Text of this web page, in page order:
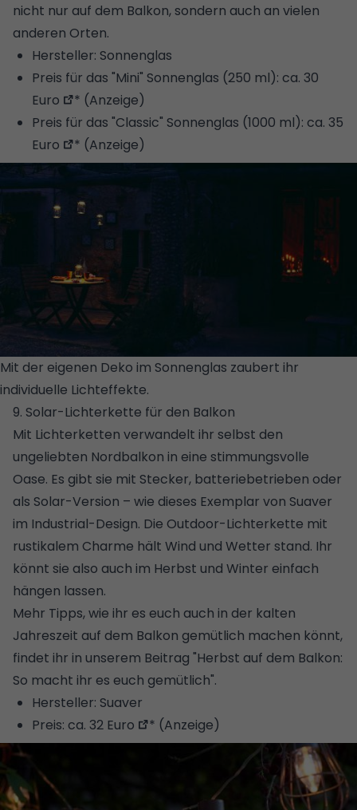
nicht nur auf dem Balkon, sondern auch an vielen
anderen Orten.
Hersteller: Sonnenglas
Preis für das "Mini" Sonnenglas (250 ml): ca. 30
Euro
* (Anzeige)
Preis für das "Classic" Sonnenglas (1000 ml): ca. 35
Euro
* (Anzeige)
Mit der eigenen Deko im Sonnenglas zaubert ihr
individuelle Lichteffekte.
9. Solar-Lichterkette für den Balkon
Mit Lichterketten verwandelt ihr selbst den
ungeliebten Nordbalkon in eine stimmungsvolle
Oase. Es gibt sie mit Stecker, batteriebetrieben oder
als Solar-Version – wie dieses Exemplar von Suaver
im Industrial-Design. Die Outdoor-Lichterkette mit
rustikalem Charme hält Wind und Wetter stand. Ihr
könnt sie also auch im Herbst und Winter einfach
hängen lassen.
Mehr Tipps, wie ihr es euch auch in der kalten
Jahreszeit auf dem Balkon gemütlich machen könnt,
findet ihr in unserem Beitrag "Herbst auf dem Balkon:
So macht ihr es euch gemütlich".
Hersteller: Suaver
Preis: ca. 32 Euro * (Anzeige)